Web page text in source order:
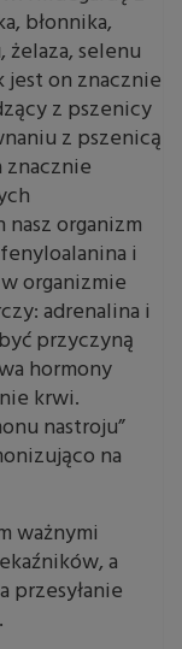
błonnika,
selenu
jest on znacznie
z pszenicy
z pszenicą
organizm
i
organizmie
adrenalina i
przyczyną
hormony
krwi.
nastroju”
na
ważnymi
a